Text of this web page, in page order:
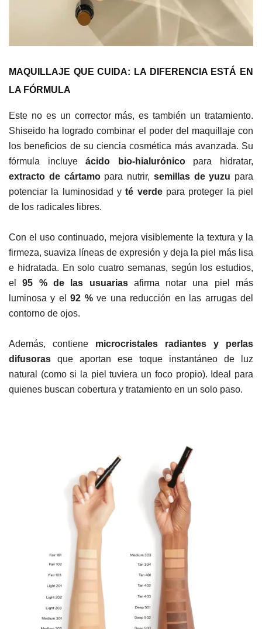
MAQUILLAJE QUE CUIDA: LA DIFERENCIA ESTÁ EN
LA FÓRMULA
Este no es un corrector más, es también un tratamiento.
Shiseido ha logrado combinar el poder del maquillaje con
los beneficios de su ciencia cosmética más avanzada. Su
fórmula incluyeácido bio-hialurónicopara hidratar,
extracto de cártamopara nutrir, semillas de yuzu para
potenciar la luminosidad yté verdepara proteger la piel
de los radicales libres.
Con el uso continuado, mejora visiblemente la textura y la
firmeza, suaviza líneas de expresión y deja la piel más lisa
e hidratada. En solo cuatro semanas, según los estudios,
el95 % de las usuariasafirma notar una piel más
luminosa y el92 %ve una reducción en las arrugas del
contorno de ojos.
Además, contiene microcristales radiantes y perlas
difusoras que aportan ese toque instantáneo de luz
natural (como si la piel tuviera un foco propio). Ideal para
quienes buscan cobertura y tratamiento en un solo paso.